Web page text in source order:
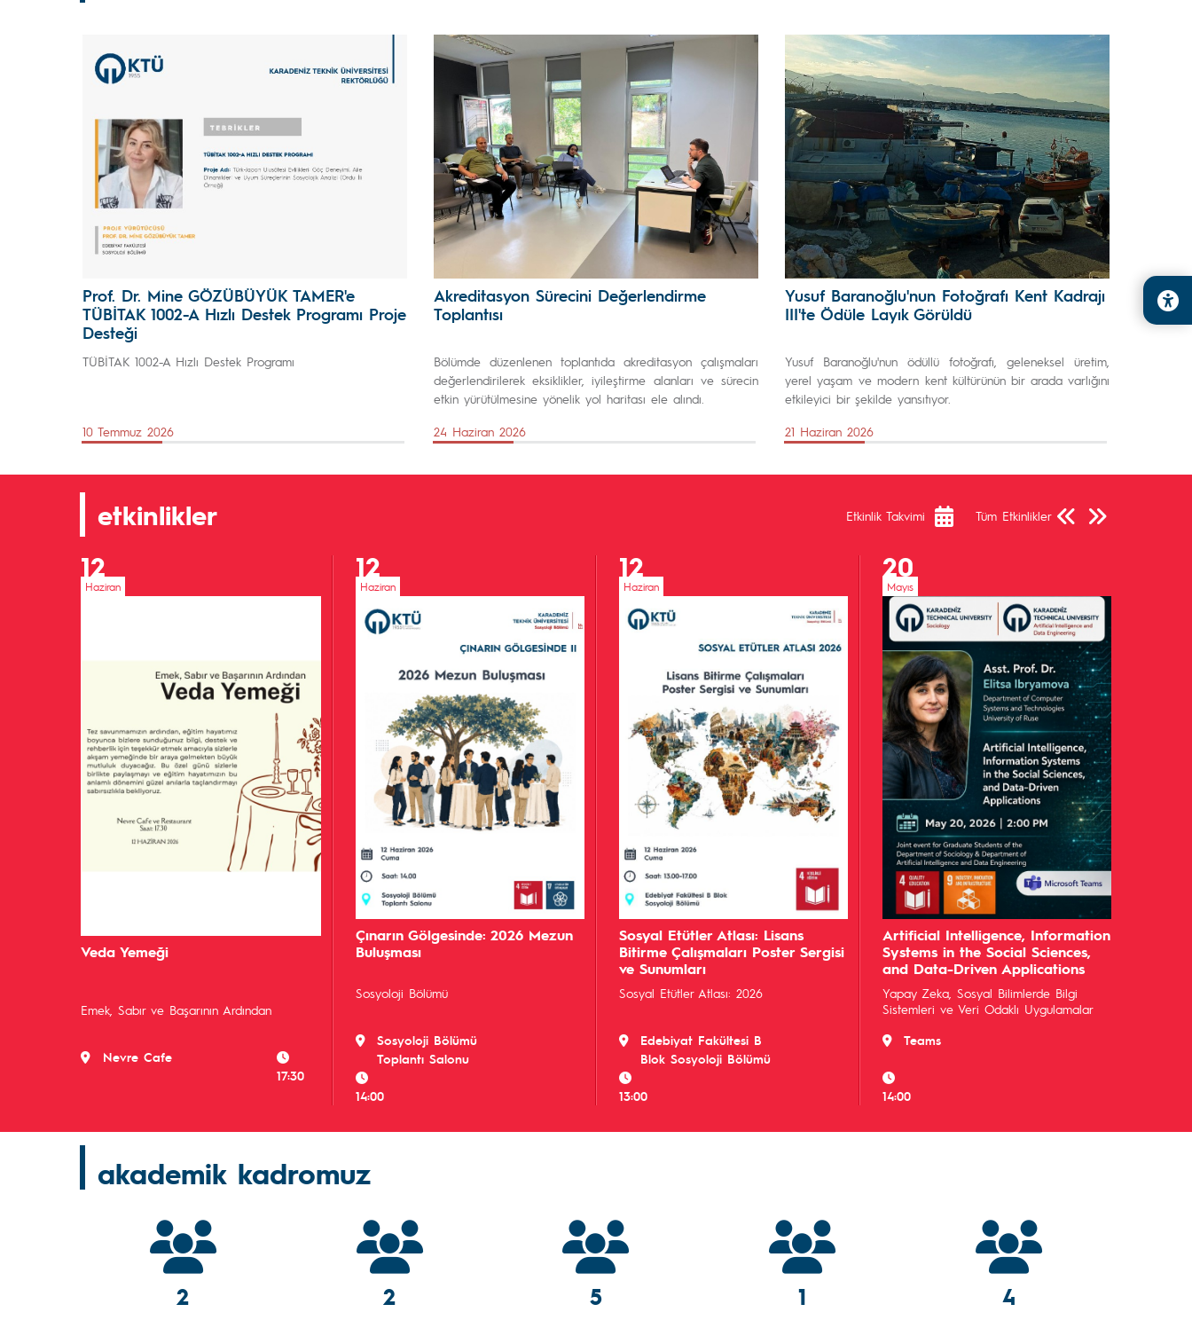
Prof. Dr. Mine GÖZÜBÜYÜK TAMER'e
TÜBİTAK 1002-A Hızlı Destek Programı Proje
Desteği
TÜBİTAK 1002-A Hızlı Destek Programı
10 Temmuz 2026
Akreditasyon Sürecini Değerlendirme
Toplantısı
Bölümde düzenlenen toplantıda akreditasyon çalışmaları
değerlendirilerek eksiklikler, iyileştirme alanları ve sürecin
etkin yürütülmesine yönelik yol haritası ele alındı.
24 Haziran 2026
Yusuf Baranoğlu'nun Fotoğrafı Kent Kadrajı
III'te Ödüle Layık Görüldü
Yusuf Baranoğlu'nun ödüllü fotoğrafı, geleneksel üretim,
yerel yaşam ve modern kent kültürünün bir arada varlığını
etkileyici bir şekilde yansıtıyor.
21 Haziran 2026
etkinlikler Etkinlik Takvimi Tüm Etkinlikler
Önceki SayfaSonraki Sayfa
12
Haziran
Veda Yemeği
Emek, Sabır ve Başarının Ardından
Nevre Cafe
17:30
12
Haziran
Çınarın Gölgesinde: 2026 Mezun
Buluşması
Sosyoloji Bölümü
Sosyoloji Bölümü
Toplantı Salonu
14:00
12
Haziran
Sosyal Etütler Atlası: Lisans
Bitirme Çalışmaları Poster Sergisi
ve Sunumları
Sosyal Etütler Atlası: 2026
Edebiyat Fakültesi B
Blok Sosyoloji Bölümü
13:00
20
Mayıs
Artificial Intelligence, Information
Systems in the Social Sciences,
and Data-Driven Applications
Yapay Zeka, Sosyal Bilimlerde Bilgi
Sistemleri ve Veri Odaklı Uygulamalar
Teams
14:00
akademik kadromuz
2 2 5 1 4